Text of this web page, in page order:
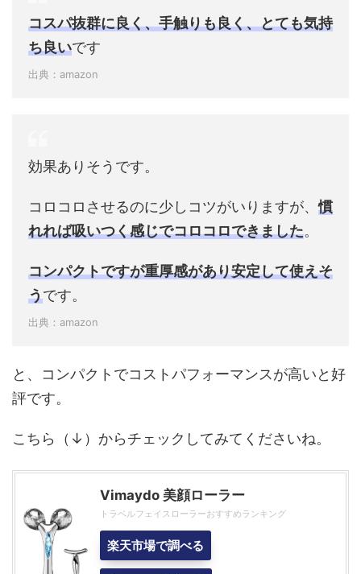
コスパ抜群に良く、手触りも良く、とても気持
ち良いです
出典：amazon
効果ありそうです。
コロコロさせるのに少しコツがいりますが、慣
れれば吸いつく感じでコロコロできました。
コンパクトですが重厚感があり安定して使えそ
うです。
出典：amazon
と、コンパクトでコストパフォーマンスが高いと好
評です。
こちら（↓）からチェックしてみてくださいね。
Vimaydo 美顔ローラー
トラベルフェイスローラーおすすめランキング
楽天市場で調べる